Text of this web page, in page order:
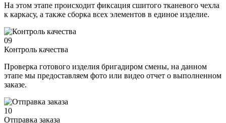
На этом этапе происходит фиксация сшитого тканевого чехла
к каркасу, а также сборка всех элементов в единое изделие.
09
Контроль качества
Проверка готового изделия бригадиром смены, на данном
этапе мы предоставляем фото или видео отчет о выполненном
заказе.
10
Отправка заказа